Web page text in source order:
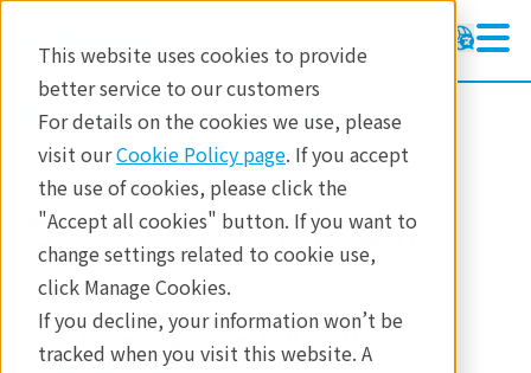
This website uses cookies to provide
better service to our customers
For details on the cookies we use, please
visit ourCookie Policy page. If you accept
the use of cookies, please click the
"Accept all cookies" button. If you want to
change settings related to cookie use,
click Manage Cookies.
If you decline, your information won’t be
tracked when you visit this website. A
製品 熱分析
その他の装置
アプリケーションノート
ガラス粉末の形状変化
アプリケーションノート B-TA1023